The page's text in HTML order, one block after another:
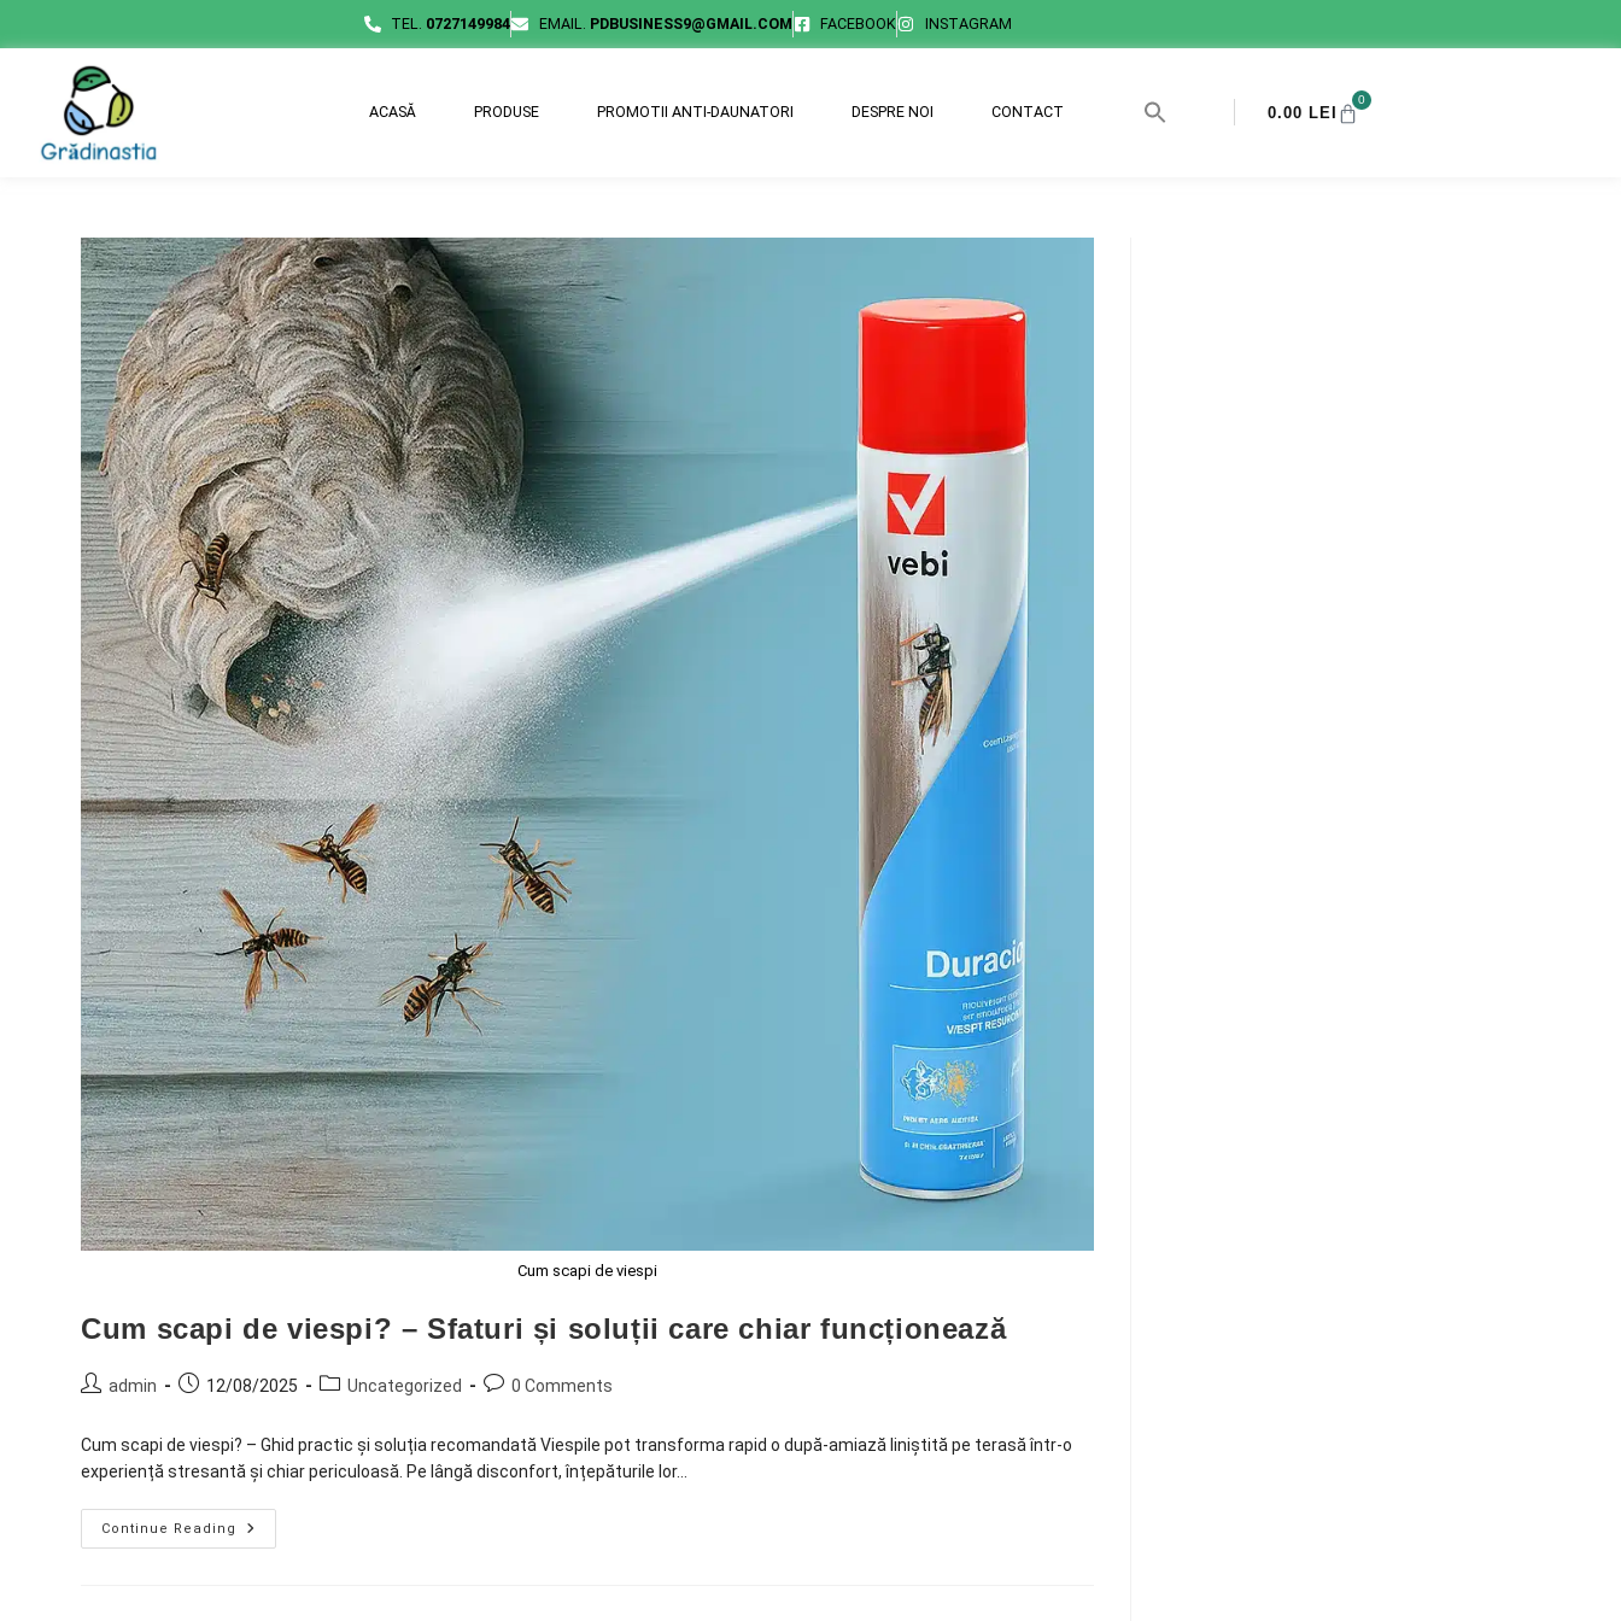
TEL. 0727149984 EMAIL. PDBUSINESS9@GMAIL.COM FACEBOOK INSTAGRAM
ACASĂ PRODUSE PROMOTII ANTI-DAUNATORI DESPRE NOI CONTACT 0.00 LEI
0
Cum scapi de viespi
Cum scapi de viespi? – Sfaturi și soluții care chiar funcționează
admin 12/08/2025 Uncategorized 0 Comments
Cum scapi de viespi? – Ghid practic și soluția recomandată Viespile pot transforma rapid o după-amiază liniștită pe terasă într-o
experiență stresantă și chiar periculoasă. Pe lângă disconfort, înțepăturile lor…
Continue Reading